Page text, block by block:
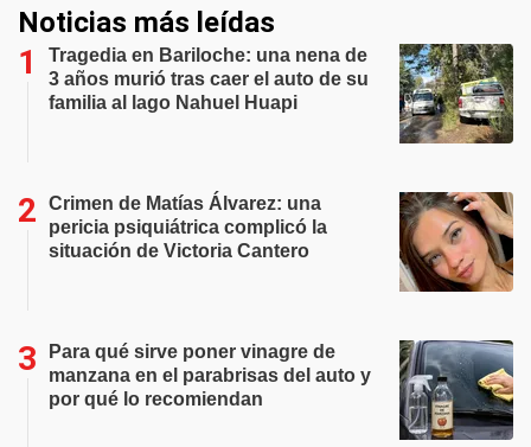
Noticias más leídas
Tragedia en Bariloche: una nena de
3 años murió tras caer el auto de su
familia al lago Nahuel Huapi
Crimen de Matías Álvarez: una
pericia psiquiátrica complicó la
situación de Victoria Cantero
Para qué sirve poner vinagre de
manzana en el parabrisas del auto y
por qué lo recomiendan